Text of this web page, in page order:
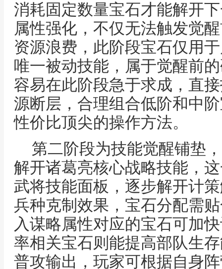
消耗固定数量宝石才能解开
属性强化，不仅无法触发觉
资源浪费，此阶段宝石仅用
唯一被动技能，属于觉醒前
容易在此阶段急于求成，直
源断层，合理组合低阶和中
性价比顶尖的操作方法。
第二阶段为技能觉醒铺垫
解开诸葛亮核心战略技能，
武将技能面板，逐步解开计
兵种克制效果，宝石分配需
入谋略属性对应的宝石可加
率相关宝石则能提高部队生
普攻输出，玩家可根据自身